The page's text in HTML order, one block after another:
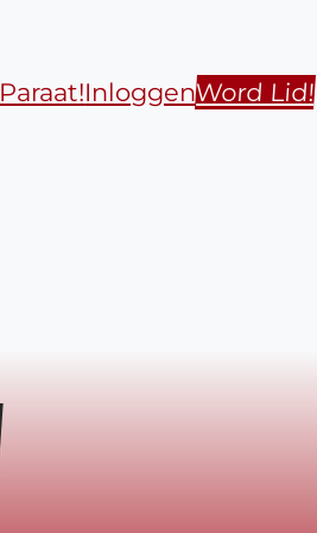
Paraat!InloggenWord Lid!